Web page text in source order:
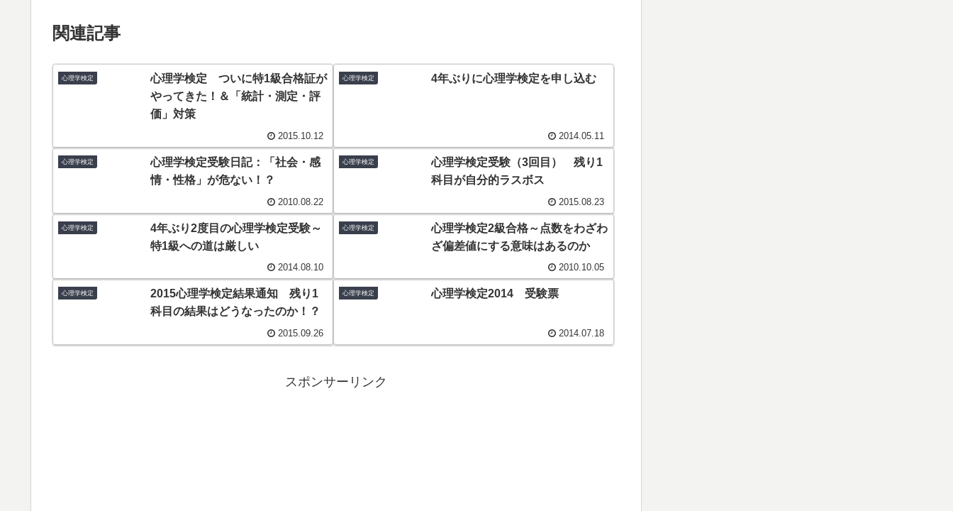
関連記事
心理学検定
心理学検定 ついに特1級合格証が
やってきた！＆「統計・測定・評
価」対策
2015.10.12
心理学検定 4年ぶりに心理学検定を申し込む
2014.05.11
心理学検定
心理学検定受験日記：「社会・感
情・性格」が危ない！？
2010.08.22
心理学検定
心理学検定受験（3回目） 残り1
科目が自分的ラスボス
2015.08.23
心理学検定
4年ぶり2度目の心理学検定受験～
特1級への道は厳しい
2014.08.10
心理学検定
心理学検定2級合格～点数をわざわ
ざ偏差値にする意味はあるのか
2010.10.05
心理学検定
2015心理学検定結果通知 残り1
科目の結果はどうなったのか！？
2015.09.26
心理学検定 心理学検定2014 受験票
2014.07.18
スポンサーリンク